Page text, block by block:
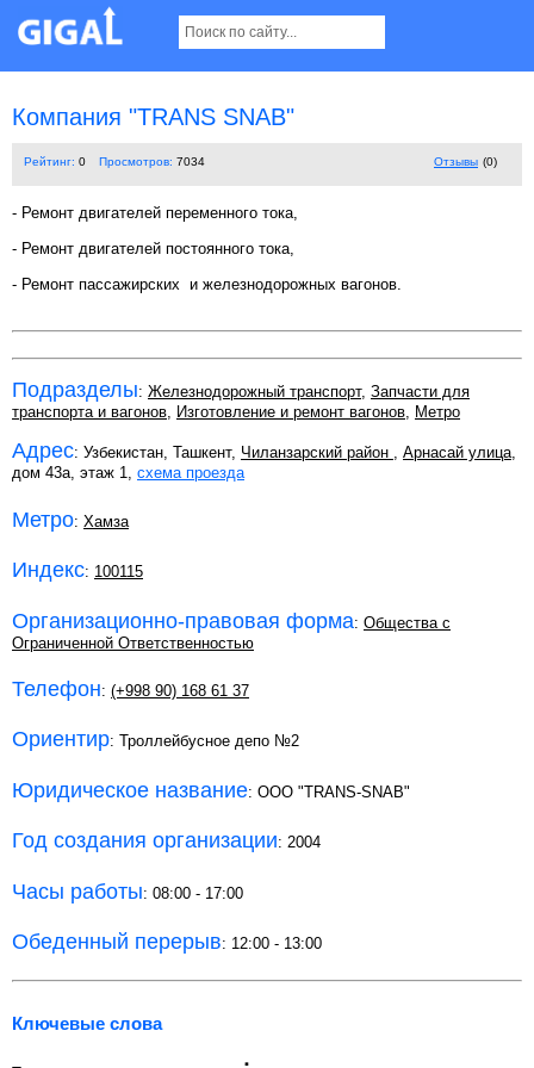
Компания "TRANS SNAB"
Рейтинг: 0 Просмотров: 7034 Отзывы (0)
- Ремонт двигателей переменного тока,
- Ремонт двигателей постоянного тока,
- Ремонт пассажирских и железнодорожных вагонов.
Подразделы: Железнодорожный транспорт, Запчасти для
транспорта и вагонов, Изготовление и ремонт вагонов, Метро
Адрес: Узбекистан, Ташкент, Чиланзарский район , Арнасай улица,
дом 43а, этаж 1, схема проезда
Метро: Хамза
Индекс: 100115
Организационно-правовая форма: Общества с
Ограниченной Ответственностью
Телефон: (+998 90) 168 61 37
Ориентир: Троллейбусное депо №2
Юридическое название: ООО "TRANS-SNAB"
Год создания организации: 2004
Часы работы: 08:00 - 17:00
Обеденный перерыв: 12:00 - 13:00
Ключевые слова